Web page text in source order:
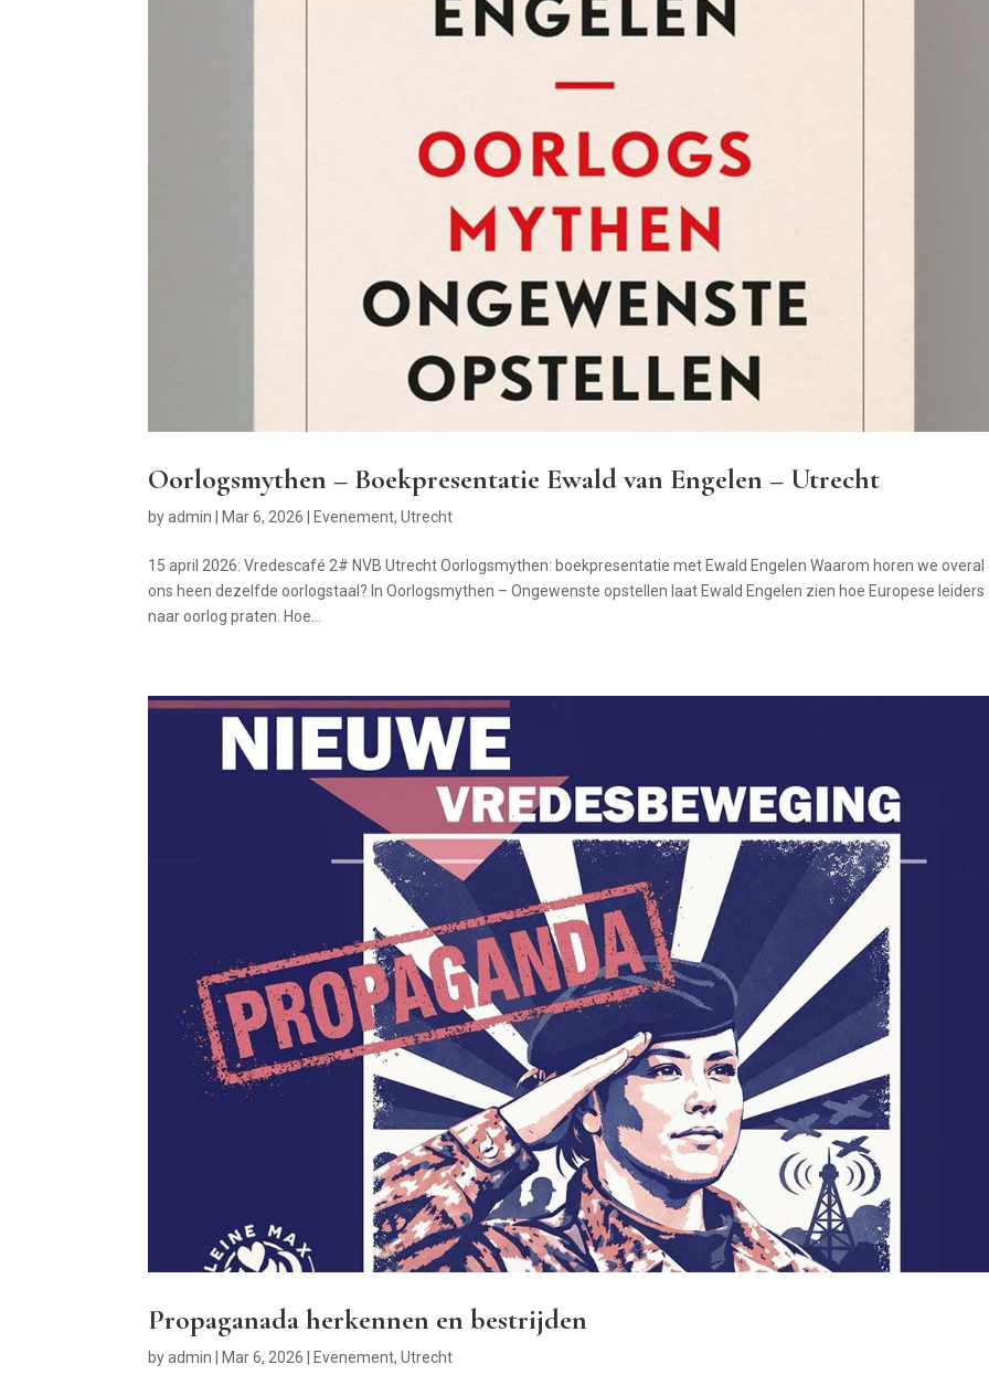
Oorlogsmythen – Boekpresentatie Ewald van Engelen – Utrecht
byadmin Mar 6, 2026 Evenement,Utrecht
15 april 2026: Vredescafé 2# NVB Utrecht Oorlogsmythen: boekpresentatie met Ewald Engelen Waarom horen we overal
ons heen dezelfde oorlogstaal? In Oorlogsmythen – Ongewenste opstellen laat Ewald Engelen zien hoe Europese leiders
naar oorlog praten. Hoe...
Propaganada herkennen en bestrijden
byadmin Mar 6, 2026 Evenement,Utrecht